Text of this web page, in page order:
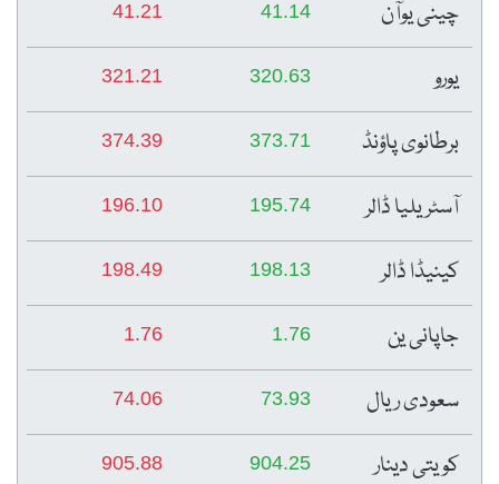
چینی یوآن
41.14
41.21
یورو 320.63
321.21
برطانوی پاؤنڈ 373.71
374.39
آسٹریلیا ڈالر 195.74
196.10
کینیڈا ڈالر 198.13
198.49
جاپانی ین 1.76
1.76
سعودی ریال 73.93
74.06
کویتی دینار 904.25
905.88